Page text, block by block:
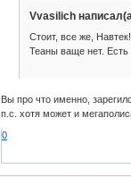
Vvasilich
Стоит, все же,
Теаны ваще нет. Есть
Вы про что именно,
п.с. хотя может и
0